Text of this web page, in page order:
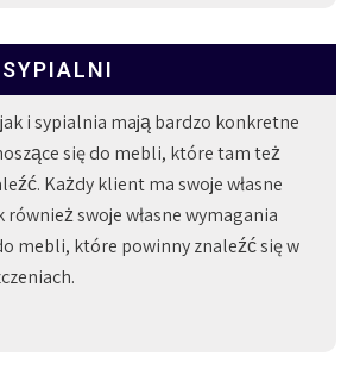
i sypialnia mają bardzo konkretne
się do mebli, które tam też
Każdy klient ma swoje własne
swoje własne wymagania
mebli, które powinny znaleźć się w